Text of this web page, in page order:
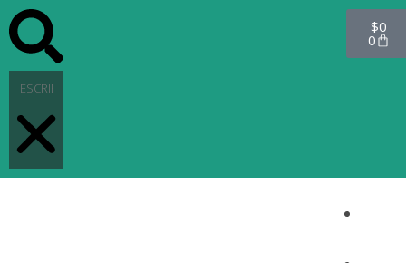
$0
0